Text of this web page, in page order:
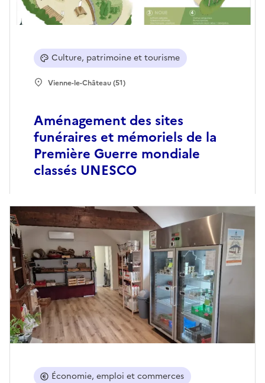
Aménagement des sites
funéraires et mémoriels de la
Première Guerre mondiale
classés UNESCO
Culture, patrimoine et tourisme
Vienne-le-Château (51)
Économie, emploi et commerces